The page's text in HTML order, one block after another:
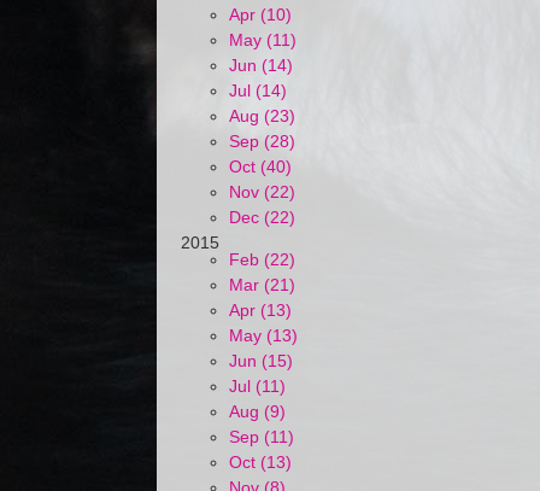
Apr (10)
May (11)
Jun (14)
Jul (14)
Aug (23)
Sep (28)
Oct (40)
Nov (22)
Dec (22)
2015
Feb (22)
Mar (21)
Apr (13)
May (13)
Jun (15)
Jul (11)
Aug (9)
Sep (11)
Oct (13)
Nov (8)